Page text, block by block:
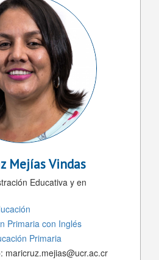
Mejías Vindas
Educativa y en
Primaria con Inglés
Primaria
maricruz.mejias@ucr.ac.cr